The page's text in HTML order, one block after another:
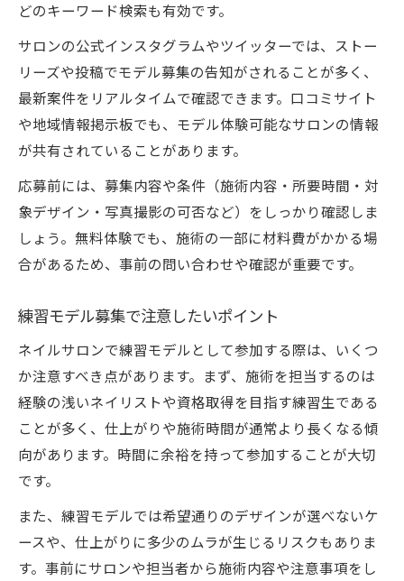
どのキーワード検索も有効です。
サロンの公式インスタグラムやツイッターでは、ストー
リーズや投稿でモデル募集の告知がされることが多く、
最新案件をリアルタイムで確認できます。口コミサイト
や地域情報掲示板でも、モデル体験可能なサロンの情報
が共有されていることがあります。
応募前には、募集内容や条件（施術内容・所要時間・対
象デザイン・写真撮影の可否など）をしっかり確認しま
しょう。無料体験でも、施術の一部に材料費がかかる場
合があるため、事前の問い合わせや確認が重要です。
練習モデル募集で注意したいポイント
ネイルサロンで練習モデルとして参加する際は、いくつ
か注意すべき点があります。まず、施術を担当するのは
経験の浅いネイリストや資格取得を目指す練習生である
ことが多く、仕上がりや施術時間が通常より長くなる傾
向があります。時間に余裕を持って参加することが大切
です。
また、練習モデルでは希望通りのデザインが選べないケ
ースや、仕上がりに多少のムラが生じるリスクもありま
す。事前にサロンや担当者から施術内容や注意事項をし